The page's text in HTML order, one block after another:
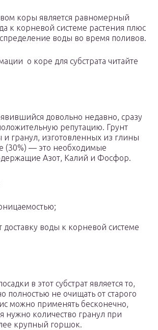
коры является равномерный
к корневой системе растения плюс
воды во время поливов.
о коре для субстрата читайте
довольно недавно, сразу
репутацию. Грунт
и гранул, изготовленных из глины
(30%) — это необходимые
Азот, Калий и Фосфор.
доставку воды к корневой системе
в этот субстрат является то,
полностью не очищать от старого
можно применять бесконечно,
нужно количество гранул при
крупный горшок.